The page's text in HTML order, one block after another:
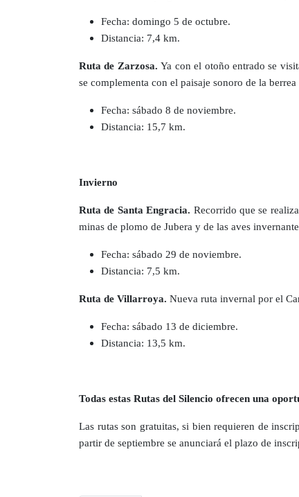
Fecha: domingo 5 de octubre.
Distancia: 7,4 km.
Ruta de Zarzosa. Ya con el otoño entrado se
se complementa con el paisaje sonoro de la
Fecha: sábado 8 de noviembre.
Distancia: 15,7 km.
Invierno
Ruta de Santa Engracia. Recorrido que se
minas de plomo de Jubera y de las aves
Fecha: sábado 29 de noviembre.
Distancia: 7,5 km.
Ruta de Villarroya. Nueva ruta invernal por el
Fecha: sábado 13 de diciembre.
Distancia: 13,5 km.
Todas estas Rutas del Silencio ofrecen una
Las rutas son gratuitas, si bien requieren de
partir de septiembre se anunciará el plazo de